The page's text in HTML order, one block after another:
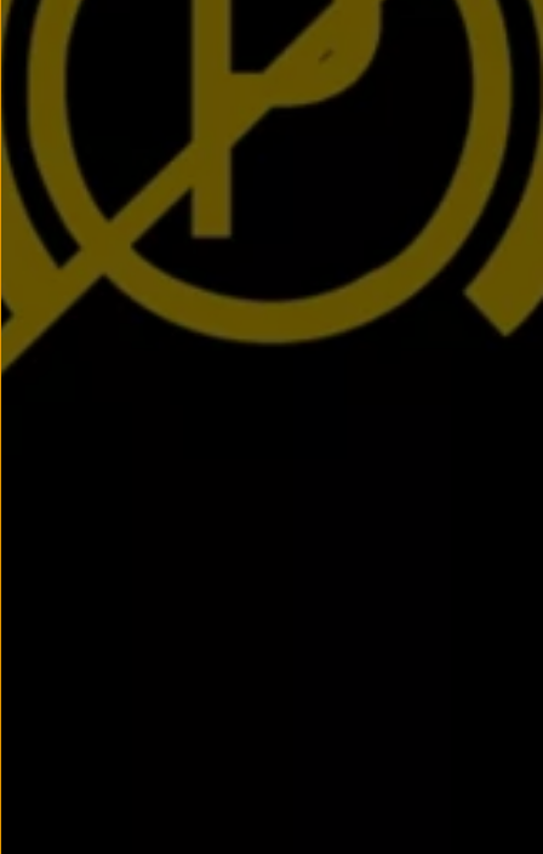
Información sobre EA189
Accede a My Volkswagen
Todo sobre tu Volkswagen
Información sobre Diésel XTL
Suscripción de mantenimiento Long Drive
Modelos anteriores
Beetle
Scirocco
Jetta
Sharan
Golf
Polo
Passat
Tiguan
Touareg
Touran